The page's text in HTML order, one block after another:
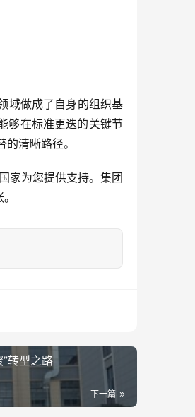
域做成了自身的组织基
够在标准更迭的关键节
清晰路径。
家为您提供支持。集团
转型之路
下一篇